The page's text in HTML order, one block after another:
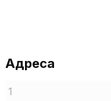
Адреса
1